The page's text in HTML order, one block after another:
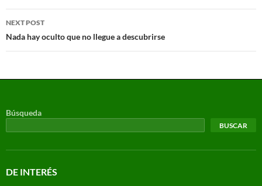
NEXT POST
Nada hay oculto que no llegue a descubrirse
Búsqueda
BUSCAR
DE INTERÉS